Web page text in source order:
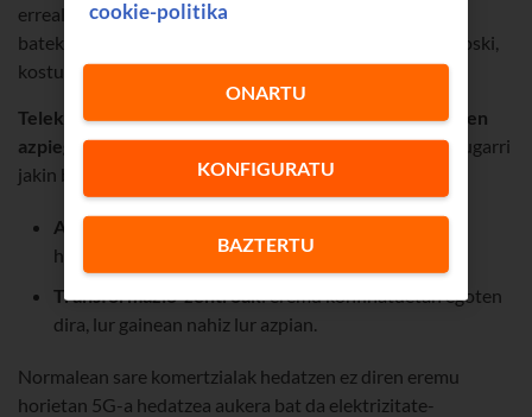
errealitate areagotuko sistemak erabiliko ditu, eta aditu
batek esango die urrutitik nola egin lanak. Eta horrek, noski,
kostuak aurreztea dakar.
Telekomunikazio-behar horiek elektrizitate-konpainien
azpiegituretan sortzen dira, eta azpiegitura horiek ezaugarri
jakin batzuk dituzte:
Azpiestazio elektrikoak
handietatik urrun egoten dira.
Transformazio-zentroak: eremu konfinatuetan egoten
dira, lur gainean nahiz lur azpian.
Normalean sare komertzialak hedatzen ez diren eremu
horietan 5G-a hedatzea aukera bat da elektrizitate-
cookie-politika
KONFIGURATU
BAZTERTU
ONARTU